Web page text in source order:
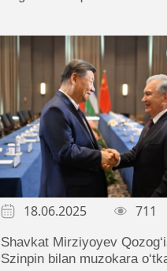
18.06.2025 711
Shavkat Mirziyoyev
Szinpin bilan muzokara